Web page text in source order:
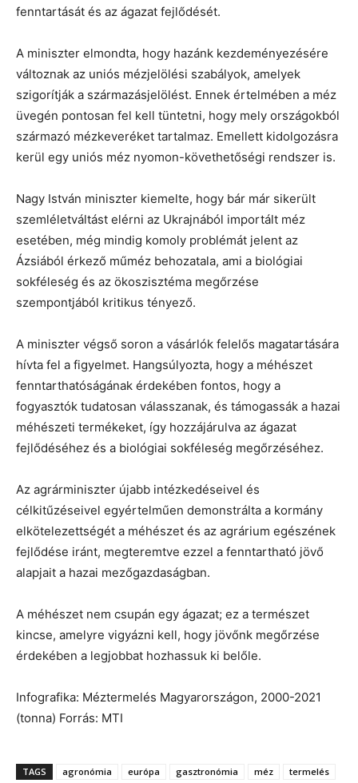
fenntartását és az ágazat fejlődését.
A miniszter elmondta, hogy hazánk kezdeményezésére
változnak az uniós mézjelölési szabályok, amelyek
szigorítják a származásjelölést. Ennek értelmében a méz
üvegén pontosan fel kell tüntetni, hogy mely országokból
származó mézkeveréket tartalmaz. Emellett kidolgozásra
kerül egy uniós méz nyomon-követhetőségi rendszer is.
Nagy István miniszter kiemelte, hogy bár már sikerült
szemléletváltást elérni az Ukrajnából importált méz
esetében, még mindig komoly problémát jelent az
Ázsiából érkező műméz behozatala, ami a biológiai
sokféleség és az ökoszisztéma megőrzése
szempontjából kritikus tényező.
A miniszter végső soron a vásárlók felelős magatartására
hívta fel a figyelmet. Hangsúlyozta, hogy a méhészet
fenntarthatóságának érdekében fontos, hogy a
fogyasztók tudatosan válasszanak, és támogassák a hazai
méhészeti termékeket, így hozzájárulva az ágazat
fejlődéséhez és a biológiai sokféleség megőrzéséhez.
Az agrárminiszter újabb intézkedéseivel és
célkitűzéseivel egyértelműen demonstrálta a kormány
elkötelezettségét a méhészet és az agrárium egészének
fejlődése iránt, megteremtve ezzel a fenntartható jövő
alapjait a hazai mezőgazdaságban.
A méhészet nem csupán egy ágazat; ez a természet
kincse, amelyre vigyázni kell, hogy jövőnk megőrzése
érdekében a legjobbat hozhassuk ki belőle.
Infografika: Méztermelés Magyarországon, 2000-2021
(tonna) Forrás: MTI
TAGS agronómia európa gasztronómia méz termelés